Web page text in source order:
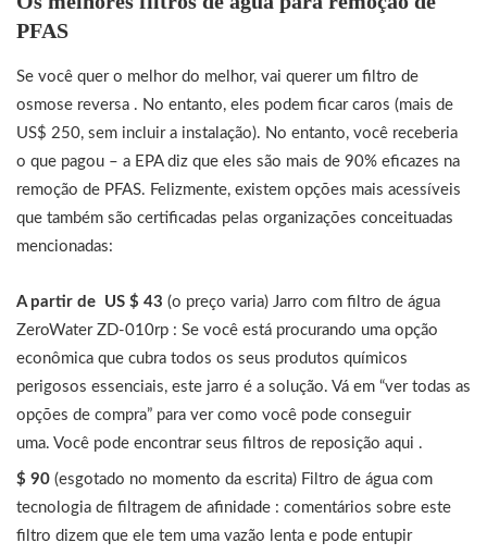
PFAS
Se você quer o melhor do melhor, vai querer um filtro de
osmose reversa . No entanto, eles podem ficar caros (mais de
US$ 250, sem incluir a instalação). No entanto, você receberia
o que pagou – a EPA diz que eles são mais de 90% eficazes na
remoção de PFAS. Felizmente, existem opções mais acessíveis
que também são certificadas pelas organizações conceituadas
mencionadas:
A partir de US $ 43 (o preço varia) Jarro com filtro de água
ZeroWater ZD-010rp : Se você está procurando uma opção
econômica que cubra todos os seus produtos químicos
perigosos essenciais, este jarro é a solução. Vá em “ver todas as
opções de compra” para ver como você pode conseguir
uma. Você pode encontrar seus filtros de reposição aqui .
$ 90 (esgotado no momento da escrita) Filtro de água com
tecnologia de filtragem de afinidade : comentários sobre este
filtro dizem que ele tem uma vazão lenta e pode entupir